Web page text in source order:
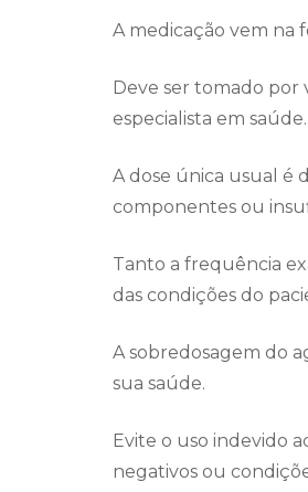
A medicação vem na
Deve ser tomado por
especialista em saúde.
A dose única usual é
componentes ou
Tanto a frequência
das condições do
A sobredosagem do
sua saúde.
Evite o uso indevido
negativos ou